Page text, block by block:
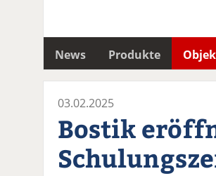
News Produkte
03.02.2025
Bostik